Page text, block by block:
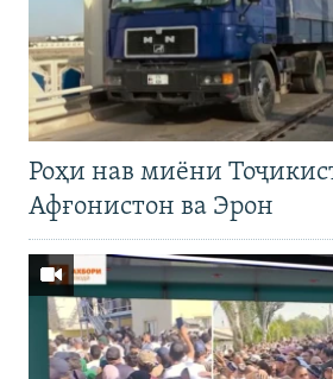
Роҳи нав миёни
Афғонистон ва Эрон